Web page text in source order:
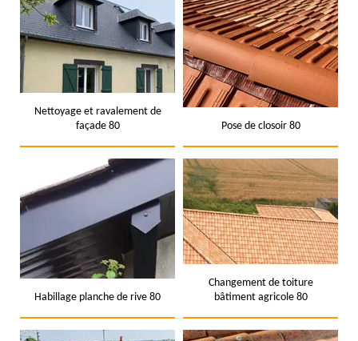
Nettoyage et ravalement de
façade 80
Pose de closoir 80
Habillage planche de rive 80
Changement de toiture
bâtiment agricole 80